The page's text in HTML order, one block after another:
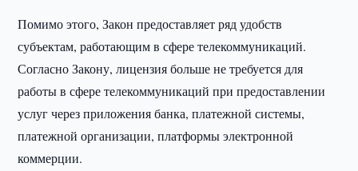
Помимо этого, Закон предоставляет ряд удобств
субъектам, работающим в сфере телекоммуникаций.
Согласно Закону, лицензия больше не требуется для
работы в сфере телекоммуникаций при предоставлении
услуг через приложения банка, платежной системы,
платежной организации, платформы электронной
коммерции.